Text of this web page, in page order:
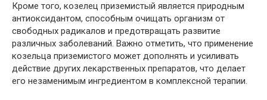
Кроме того, козелец приземистый является природным
антиоксидантом, способным очищать организм от
свободных радикалов и предотвращать развитие
различных заболеваний. Важно отметить, что применение
козельца приземистого может дополнять и усиливать
действие других лекарственных препаратов, что делает
его незаменимым ингредиентом в комплексной терапии.